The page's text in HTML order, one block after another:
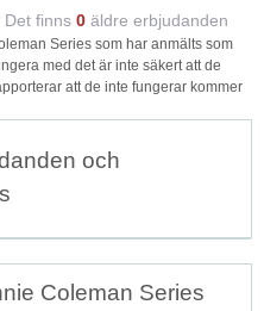
Det finns 0 äldre erbjudanden
Series som har anmälts som
med det är inte säkert att de
att de inte fungerar kommer
och
Coleman Series